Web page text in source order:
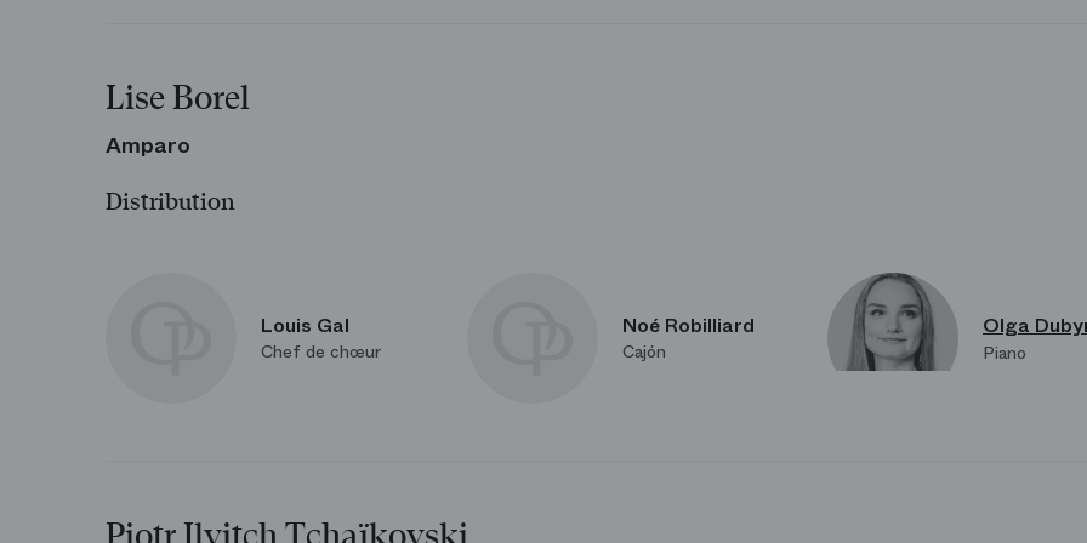
Lise Borel
Amparo
Distribution
Louis Gal
Chef de chœur
Noé Robilliard
Cajón
Olga
Piano